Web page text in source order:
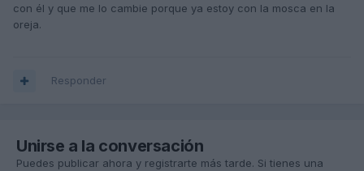
con él y que me lo cambie porque ya estoy con la mosca en la
oreja.
Responder
Unirse a la conversación
Puedes publicar ahora y registrarte más tarde. Si tienes una